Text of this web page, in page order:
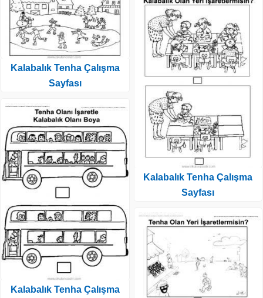
Kalabalık Tenha Çalışma
Sayfası
Kalabalık Tenha Çalışma
Kalabalık Tenha Çalışma
Sayfası